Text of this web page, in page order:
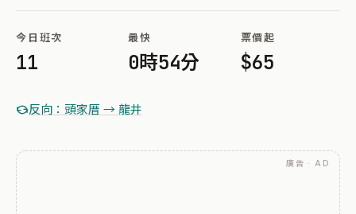
今日班次
11
最快
0時54分
票價起
$65
反向：頭家厝 → 龍井
廣告 · AD